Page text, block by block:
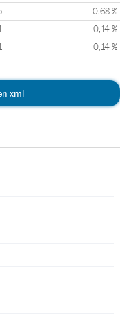
0,68 %
0,14 %
0,14 %
xml